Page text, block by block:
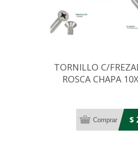
TORNILLO C/
ROSCA CHAPA
$